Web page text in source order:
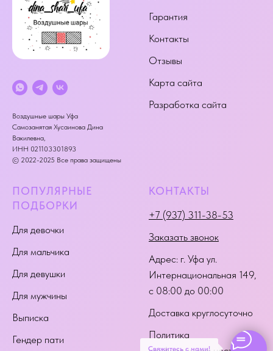
Свяжитесь с нами!
Воздушные шары Уфа
Самозанятая Хусаинова Дина
Вакилевна,
ИНН 021103301893
© 2022-2025 Все права защищены
Гарантия
Контакты
Отзывы
Карта сайта
Разработка сайта
ПОПУЛЯРНЫЕ
ПОДБОРКИ
Для девочки
Для мальчика
Для девушки
Для мужчины
Выписка
Гендер пати
КОНТАКТЫ
+7 (937) 311-38-53
Заказать звонок
Адрес: г. Уфа ул.
Интернациональная 149,
с 08:00 до 00:00
Доставка круглосуточно
Политика